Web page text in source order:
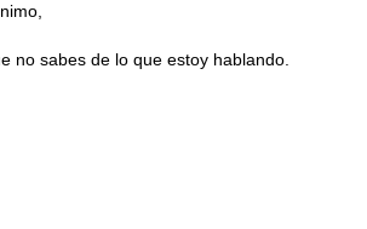
no sabes de lo que estoy hablando.